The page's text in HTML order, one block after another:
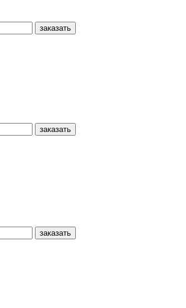
заказать
заказать
заказать